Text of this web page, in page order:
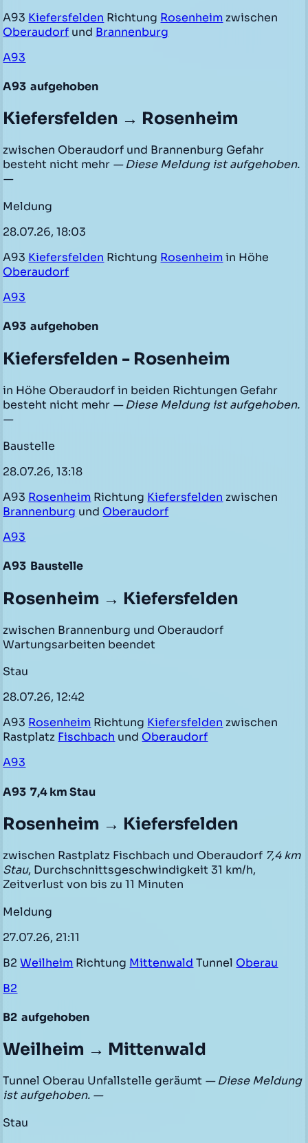
A93 Kiefersfelden Richtung Rosenheim zwischen
Oberaudorf und Brannenburg
A93
A93 aufgehoben
Kiefersfelden → Rosenheim
zwischen Oberaudorf und Brannenburg Gefahr
besteht nicht mehr — Diese Meldung ist aufgehoben.
—
Meldung
28.07.26, 18:03
A93 Kiefersfelden Richtung Rosenheimin Höhe
Oberaudorf
A93
A93 aufgehoben
Kiefersfelden - Rosenheim
in Höhe Oberaudorf in beiden Richtungen Gefahr
besteht nicht mehr — Diese Meldung ist aufgehoben.
—
Baustelle
28.07.26, 13:18
A93 Rosenheim Richtung Kiefersfelden zwischen
Brannenburg und Oberaudorf
A93
A93 Baustelle
Rosenheim → Kiefersfelden
zwischen Brannenburg und Oberaudorf
Wartungsarbeiten beendet
Stau
28.07.26, 12:42
A93 Rosenheim Richtung Kiefersfelden zwischen
Rastplatz Fischbach und Oberaudorf
A93
A93 7,4 km Stau
Rosenheim → Kiefersfelden
zwischen Rastplatz Fischbach und Oberaudorf 7,4 km
Stau, Durchschnittsgeschwindigkeit 31 km/h,
Zeitverlust von bis zu 11 Minuten
Meldung
27.07.26, 21:11
B2Weilheim Richtung Mittenwald Tunnel Oberau
B2
B2 aufgehoben
Weilheim → Mittenwald
Tunnel Oberau Unfallstelle geräumt — Diese Meldung
ist aufgehoben. —
Stau